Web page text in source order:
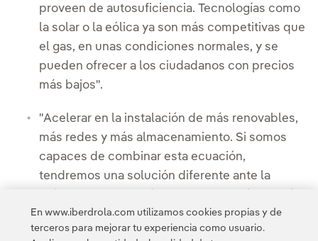
proveen de autosuficiencia. Tecnologías como
la solar o la eólica ya son más competitivas que
el gas, en unas condiciones normales, y se
pueden ofrecer a los ciudadanos con precios
más bajos".
"Acelerar en la instalación de más renovables,
más redes y más almacenamiento. Si somos
capaces de combinar esta ecuación,
tendremos una solución diferente ante la
momento".
En www.iberdrola.com utilizamos cookies propias y de
terceros para mejorar tu experiencia como usuario.